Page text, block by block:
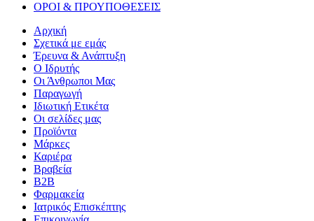
ΟΡΟΙ & ΠΡΟΥΠΟΘΕΣΕΙΣ
Αρχική
Σχετικά με εμάς
Έρευνα & Ανάπτυξη
Ο Ιδρυτής
Οι Άνθρωποι Μας
Παραγωγή
Ιδιωτική Ετικέτα
Οι σελίδες μας
Προϊόντα
Μάρκες
Καριέρα
Βραβεία
B2B
Φαρμακεία
Ιατρικός Επισκέπτης